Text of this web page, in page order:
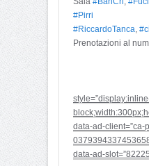
#Pirri
#RiccardoTanca, #
Prenotazioni al
data-ad-client=”ca-
data-ad-